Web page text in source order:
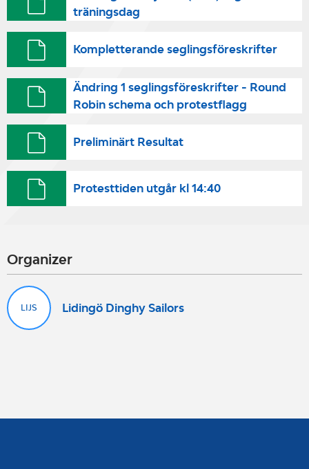
träningsdag
Kompletterande seglingsföreskrifter
Ändring 1 seglingsföreskrifter - Round
Robin schema och protestflagg
Preliminärt Resultat
Protesttiden utgår kl 14:40
Organizer
LIJS Lidingö Dinghy Sailors